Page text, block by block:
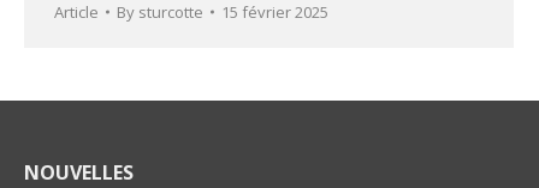
Article By sturcotte 15 février 2025
NOUVELLES